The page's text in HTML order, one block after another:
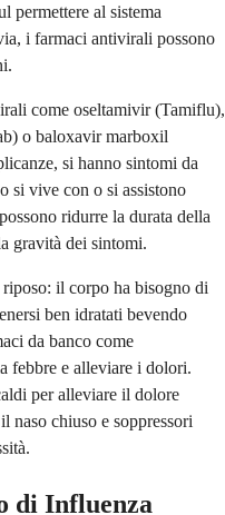
permettere al sistema
i farmaci antivirali possono
come oseltamivir (Tamiflu),
o baloxavir marboxil
si hanno sintomi da
si vive con o si assistono
ridurre la durata della
gravità dei sintomi.
il corpo ha bisogno di
ben idratati bevendo
da banco come
febbre e alleviare i dolori.
per alleviare il dolore
naso chiuso e soppressori
di Influenza